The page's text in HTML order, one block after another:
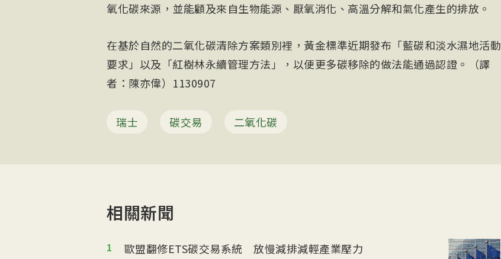
氧化碳來源，並能顧及來自生物能源、厭氧消化、高溫分解和氣化產生的排放。
在基於自然的二氧化碳清除方案類別裡，黃金標準近期發布「藍碳和淡水濕地活動
要求」以及「紅樹林永續管理方法」，以便更多碳移除的做法能通過認證。（譯
者：陳亦偉）1130907
瑞士 碳交易 二氧化碳
相關新聞
1
歐盟翻修ETS碳交易系統 放慢減排減輕產業壓力